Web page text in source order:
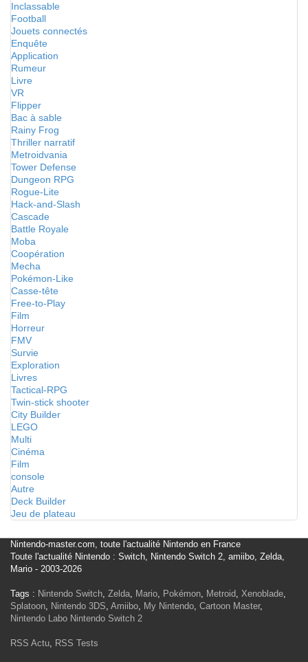
Inclassable
Football
Jouets connectés
Enquête
Application
Rumeur
Livre
VR
Flipper
Bac à sable
Rainy Frog
Thriller narratif
Metroidvania
Tower Defense
Dungeon RPG
Rogue-Lite
Hack-and-Slash
Cascade
Battle Royale
Moba
Coopération
Mecha
Pokémon-Like
Casse-tête
Free-to-Play
Film
Horreur
FMV
Survie
Exploration
Livres
Tactical-RPG
Twin-stick shooter
City Builder
LEGO
Multi
Cinéma
Film
console
Autre
Deck Builder
Jeu de plateau
Nintendo-master.com, toute l'actualité Nintendo en France
Toute l'actualité Nintendo : Switch, Nintendo Switch 2, amiibo, Zelda,
Mario - 2003-2026
Tags : Nintendo Switch, Zelda, Mario, Pokémon, Metroid, Xenoblade,
Splatoon, Nintendo 3DS, Amiibo, My Nintendo, Cartoon Master,
Nintendo Labo Nintendo Switch 2
RSS Actu, RSS Tests